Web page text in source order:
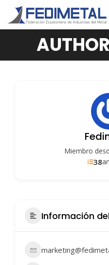
Miembro
38
Información